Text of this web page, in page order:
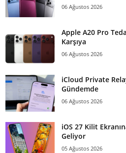
06 Ağustos 2026
Apple A20 Pro
Karşıya
06 Ağustos 2026
iCloud Private Relay
Gündemde
06 Ağustos 2026
iOS 27 Kilit
Geliyor
05 Ağustos 2026